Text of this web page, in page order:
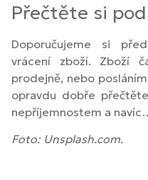
Přečtěte si
Doporučujeme si
vrácení zboží. Zboží
prodejně, nebo
opravdu dobře
nepříjemnostem a
Foto: Unsplash.com.